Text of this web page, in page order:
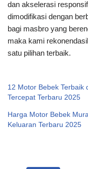
dan akselerasi
dimodifikasi dengan
bagi masbro yang
maka kami
satu pilihan terbaik.
12 Motor Bebek Terbaik
Tercepat Terbaru 2025
Harga Motor Bebek
Keluaran Terbaru 2025